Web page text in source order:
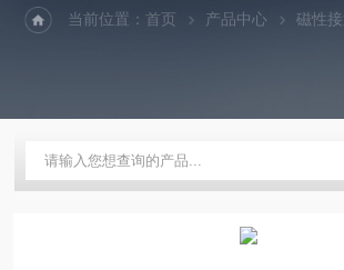
当前位置：首页 产品中心 磁性